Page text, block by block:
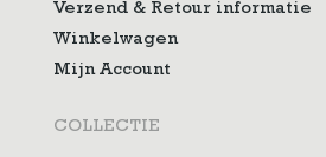
Verzend & Retour informatie
Winkelwagen
Mijn Account
COLLECTIE